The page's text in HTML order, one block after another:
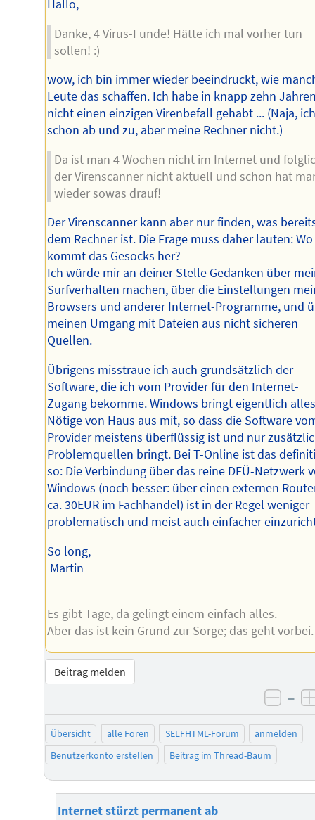
Hallo,
Danke, 4 Virus-Funde! Hätte ich mal vorher tun
sollen! :)
wow, ich bin immer wieder beeindruckt, wie
Leute das schaffen. Ich habe in knapp zehn
nicht einen einzigen Virenbefall gehabt ... (Naja,
schon ab und zu, aber meine Rechner nicht.)
Da ist man 4 Wochen nicht im Internet und
der Virenscanner nicht aktuell und schon hat
wieder sowas drauf!
Der Virenscanner kann aber nur finden, was
dem Rechner ist. Die Frage muss daher lauten: Wo
kommt das Gesocks her?
Ich würde mir an deiner Stelle Gedanken über
Surfverhalten machen, über die Einstellungen
Browsers und anderer Internet-Programme, und
meinen Umgang mit Dateien aus nicht sicheren
Quellen.
Übrigens misstraue ich auch grundsätzlich der
Software, die ich vom Provider für den Internet-
Zugang bekomme. Windows bringt eigentlich
Nötige von Haus aus mit, so dass die Software
Provider meistens überflüssig ist und nur
Problemquellen bringt. Bei T-Online ist das
so: Die Verbindung über das reine DFÜ-Netzwerk
Windows (noch besser: über einen externen
ca. 30EUR im Fachhandel) ist in der Regel weniger
problematisch und meist auch einfacher
So long,
Martin
--
Es gibt Tage, da gelingt einem einfach alles.
Aber das ist kein Grund zur Sorge; das geht vorbei.
Beitrag melden
–
Übersicht alle Foren SELFHTML-Forum
anmelden
Benutzerkonto erstellen
Beitrag im Thread-Baum
Internet stürzt permanent ab